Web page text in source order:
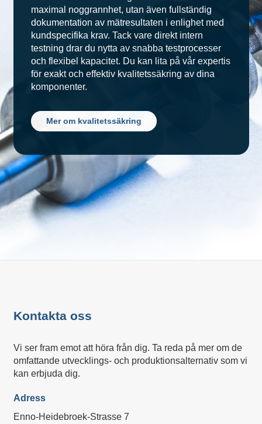
maximal noggrannhet, utan även fullständig
dokumentation av mätresultaten i enlighet med
kundspecifika krav. Tack vare direkt intern
testning drar du nytta av snabba testprocesser
och flexibel kapacitet. Du kan lita på vår expertis
för exakt och effektiv kvalitetssäkring av dina
komponenter.
Mer om kvalitetssäkring
Kontakta oss
Vi ser fram emot att höra från dig. Ta reda på mer om de
omfattande utvecklings- och produktionsalternativ som vi
kan erbjuda dig.
Adress
Enno-Heidebroek-Strasse 7